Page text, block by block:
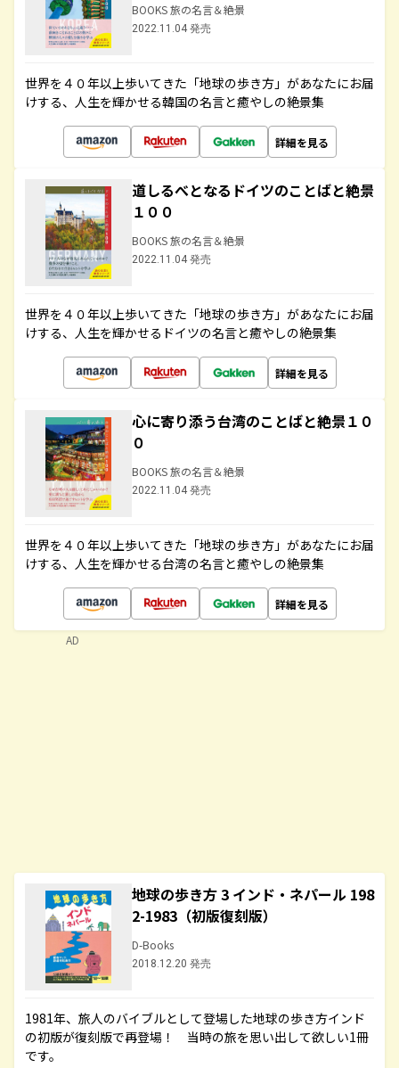
BOOKS 旅の名言＆絶景
2022.11.04 発売
世界を４０年以上歩いてきた「地球の歩き方」があなたにお届
けする、人生を輝かせる韓国の名言と癒やしの絶景集
詳細を見る
道しるべとなるドイツのことばと絶景
１００
BOOKS 旅の名言＆絶景
2022.11.04 発売
世界を４０年以上歩いてきた「地球の歩き方」があなたにお届
けする、人生を輝かせるドイツの名言と癒やしの絶景集
詳細を見る
心に寄り添う台湾のことばと絶景１０
０
BOOKS 旅の名言＆絶景
2022.11.04 発売
世界を４０年以上歩いてきた「地球の歩き方」があなたにお届
けする、人生を輝かせる台湾の名言と癒やしの絶景集
詳細を見る
地球の歩き方 3 インド・ネパール 198
2-1983（初版復刻版）
D-Books
2018.12.20 発売
1981年、旅人のバイブルとして登場した地球の歩き方インド
の初版が復刻版で再登場！ 当時の旅を思い出して欲しい1冊
です。
AD